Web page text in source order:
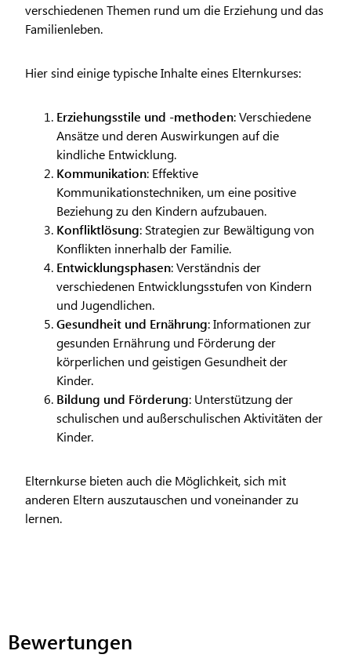
verschiedenen Themen rund um die Erziehung und das
Familienleben.
Hier sind einige typische Inhalte eines Elternkurses:
Erziehungsstile und -methoden: Verschiedene
Ansätze und deren Auswirkungen auf die
kindliche Entwicklung.
Kommunikation: Effektive
Kommunikationstechniken, um eine positive
Beziehung zu den Kindern aufzubauen.
Konfliktlösung: Strategien zur Bewältigung von
Konflikten innerhalb der Familie.
Entwicklungsphasen: Verständnis der
verschiedenen Entwicklungsstufen von Kindern
und Jugendlichen.
Gesundheit und Ernährung: Informationen zur
gesunden Ernährung und Förderung der
körperlichen und geistigen Gesundheit der
Kinder.
Bildung und Förderung: Unterstützung der
schulischen und außerschulischen Aktivitäten der
Kinder.
Elternkurse bieten auch die Möglichkeit, sich mit
anderen Eltern auszutauschen und voneinander zu
lernen.
Bewertungen